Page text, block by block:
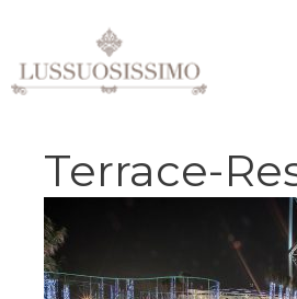
contenuto
Terrace-